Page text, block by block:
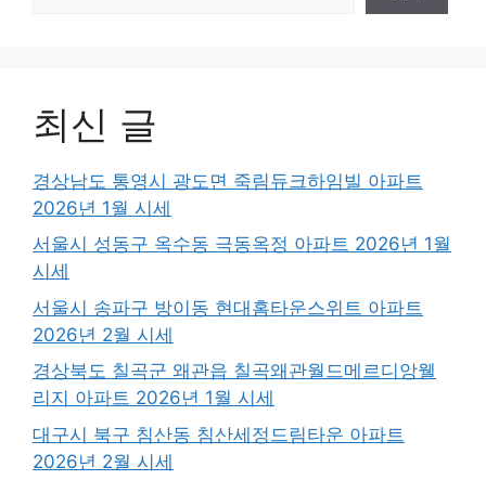
최신 글
경상남도 통영시 광도면 죽림듀크하임빌 아파트
2026년 1월 시세
서울시 성동구 옥수동 극동옥정 아파트 2026년 1월
시세
서울시 송파구 방이동 현대홈타운스위트 아파트
2026년 2월 시세
경상북도 칠곡군 왜관읍 칠곡왜관월드메르디앙웰
리지 아파트 2026년 1월 시세
대구시 북구 침산동 침산세정드림타운 아파트
2026년 2월 시세